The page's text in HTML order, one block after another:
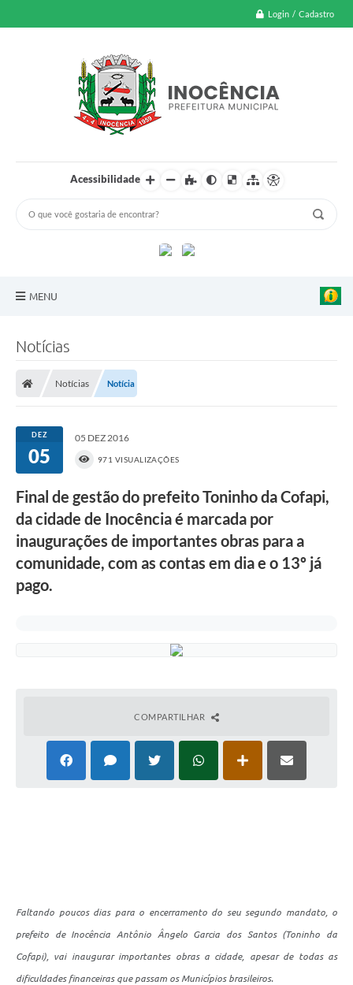
Login / Cadastro
Acessibilidade
MENU
Transparência Pública
Notícias
Legislação
Renuncia de Receita
Galeria de Fotos
Instrumentos de Gestão - SAÚDE
LGPD - Governo Digital
Fale conosco
Notícias
Notícias Notícia
DEZ
05
05 DEZ 2016
971 VISUALIZAÇÕES
Final de gestão do prefeito Toninho da Cofapi,
da cidade de Inocência é marcada por
inaugurações de importantes obras para a
comunidade, com as contas em dia e o 13º já
pago.
COMPARTILHAR
Faltando poucos dias para o encerramento do seu segundo mandato, o
prefeito de Inocência Antônio Ângelo Garcia dos Santos (Toninho da
Cofapi), vai inaugurar importantes obras a cidade, apesar de todas as
dificuldades financeiras que passam os Municípios brasileiros.